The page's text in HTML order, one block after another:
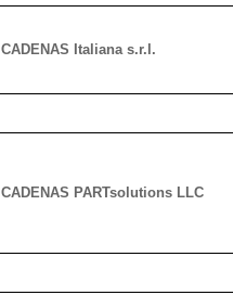
CADENAS Italiana s.r.l.
CADENAS PARTsolutions LLC